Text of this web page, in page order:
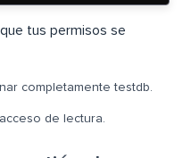
tus permisos se
completamente testdb.
de lectura.